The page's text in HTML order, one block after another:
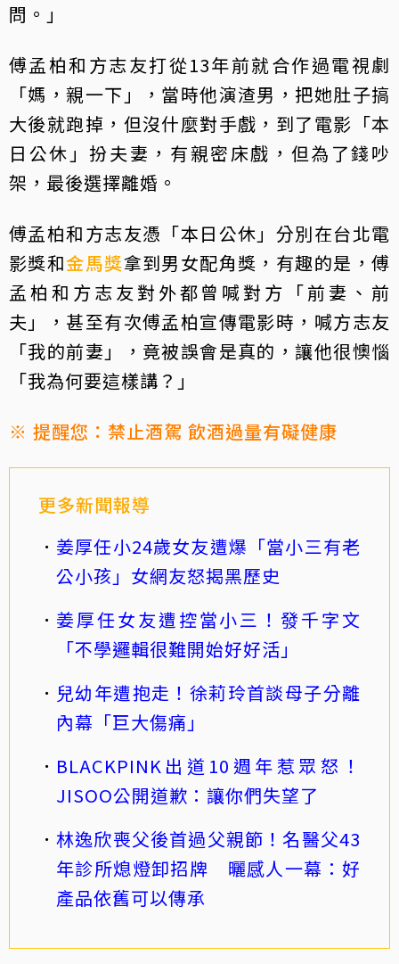
問。」
傅孟柏和方志友打從13年前就合作過電視劇
「媽，親一下」，當時他演渣男，把她肚子搞
大後就跑掉，但沒什麼對手戲，到了電影「本
日公休」扮夫妻，有親密床戲，但為了錢吵
架，最後選擇離婚。
傅孟柏和方志友憑「本日公休」分別在台北電
影獎和金馬獎拿到男女配角獎，有趣的是，傅
孟柏和方志友對外都曾喊對方「前妻、前
夫」，甚至有次傅孟柏宣傳電影時，喊方志友
「我的前妻」，竟被誤會是真的，讓他很懊惱
「我為何要這樣講？」
※ 提醒您：禁止酒駕 飲酒過量有礙健康
更多新聞報導
姜厚任小24歲女友遭爆「當小三有老
公小孩」女網友怒揭黑歷史
姜厚任女友遭控當小三！發千字文
「不學邏輯很難開始好好活」
兒幼年遭抱走！徐莉玲首談母子分離
內幕「巨大傷痛」
BLACKPINK出道10週年惹眾怒！
JISOO公開道歉：讓你們失望了
林逸欣喪父後首過父親節！名醫父43
年診所熄燈卸招牌 曬感人一幕：好
產品依舊可以傳承